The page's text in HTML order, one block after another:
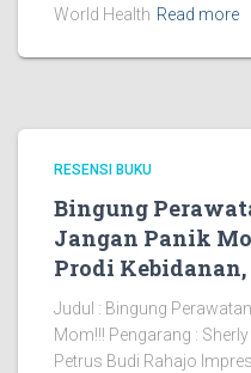
World Health Read more
RESENSI BUKU
Bingung
Jangan Panik
Prodi Kebidanan,
Judul : Bingung
Mom!!! Pengarang :
Petrus Budi Rahajo